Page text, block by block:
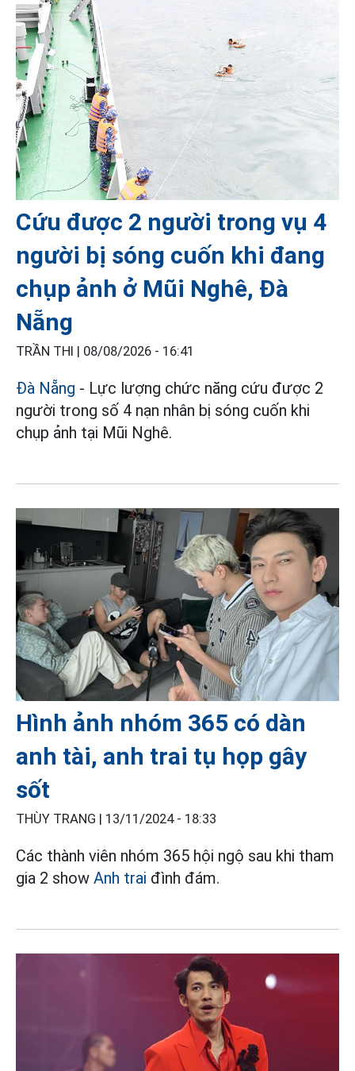
Cứu được 2 người trong vụ 4
người bị sóng cuốn khi đang
chụp ảnh ở Mũi Nghê, Đà
Nẵng
TRẦN THI | 08/08/2026 - 16:41
Đà Nẵng - Lực lượng chức năng cứu được 2
người trong số 4 nạn nhân bị sóng cuốn khi
chụp ảnh tại Mũi Nghê.
Hình ảnh nhóm 365 có dàn
anh tài, anh trai tụ họp gây
sốt
THÙY TRANG | 13/11/2024 - 18:33
Các thành viên nhóm 365 hội ngộ sau khi tham
gia 2 show Anh trai đình đám.